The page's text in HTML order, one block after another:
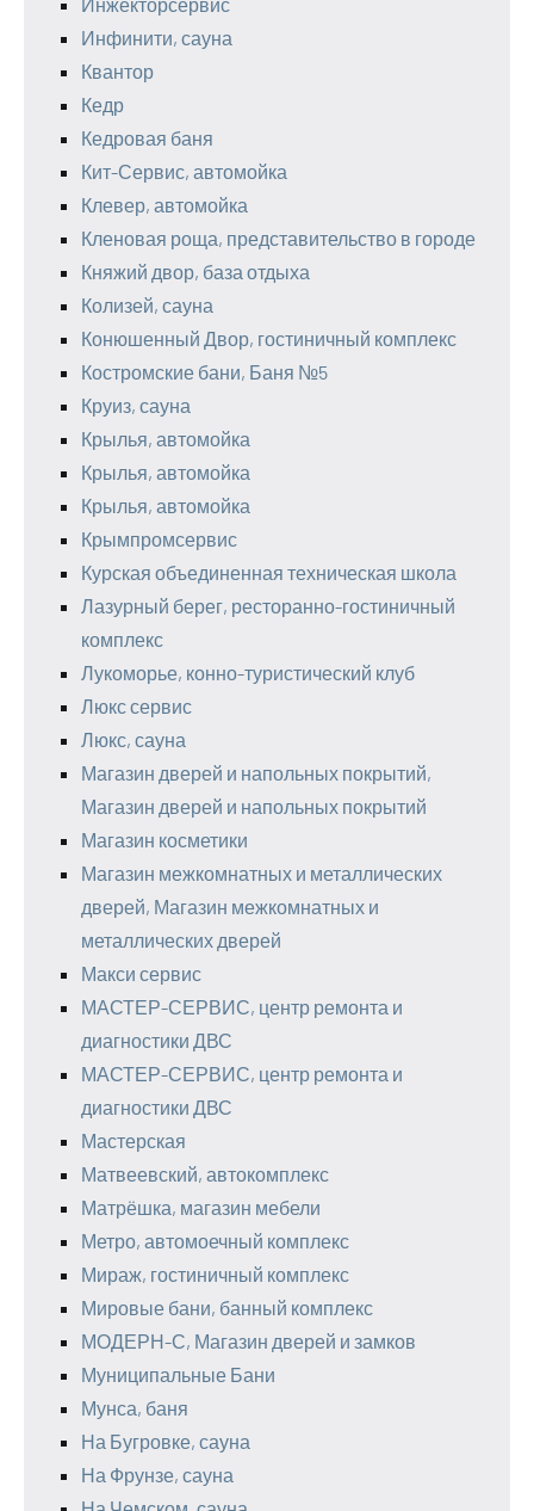
Инфинити, сауна
Квантор
Кедр
Кедровая баня
Кит-Сервис, автомойка
Клевер, автомойка
Кленовая роща, представительство в городе
Княжий двор, база отдыха
Колизей, сауна
Конюшенный Двор, гостиничный комплекс
Костромские бани, Баня №5
Круиз, сауна
Крылья, автомойка
Крылья, автомойка
Крылья, автомойка
Крымпромсервис
Курская объединенная техническая школа
Лазурный берег, ресторанно-гостиничный
комплекс
Лукоморье, конно-туристический клуб
Люкс сервис
Люкс, сауна
Магазин дверей и напольных покрытий,
Магазин дверей и напольных покрытий
Магазин косметики
Магазин межкомнатных и металлических
дверей, Магазин межкомнатных и
металлических дверей
Макси сервис
МАСТЕР-СЕРВИС, центр ремонта и
диагностики ДВС
МАСТЕР-СЕРВИС, центр ремонта и
диагностики ДВС
Мастерская
Матвеевский, автокомплекс
Матрёшка, магазин мебели
Метро, автомоечный комплекс
Мираж, гостиничный комплекс
Мировые бани, банный комплекс
МОДЕРН-С, Магазин дверей и замков
Муниципальные Бани
Мунса, баня
На Бугровке, сауна
На Фрунзе, сауна